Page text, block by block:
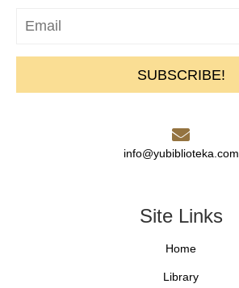
SUBSCRIBE!
info@yubiblioteka.com
Site Links
Home
Library